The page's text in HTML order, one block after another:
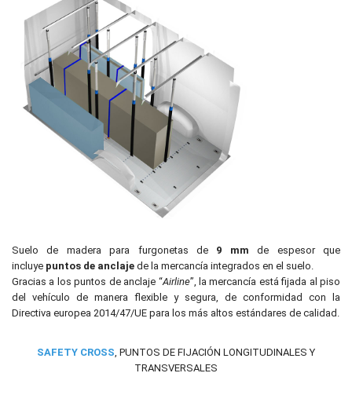
Suelo de madera para furgonetas de 9 mm de espesor que
incluye puntos de anclaje de la mercancía integrados en el suelo.
Gracias a los puntos de anclaje “Airline”, la mercancía está fijada al piso
del vehículo de manera flexible y segura, de conformidad con la
Directiva europea 2014/47/UE para los más altos estándares de calidad.
SAFETY CROSS, PUNTOS DE FIJACIÓN LONGITUDINALES Y
TRANSVERSALES